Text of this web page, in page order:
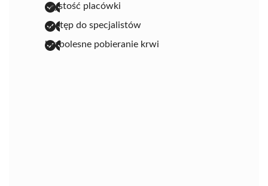
czystość placówki
dostęp do specjalistów
bezbolesne pobieranie krwi